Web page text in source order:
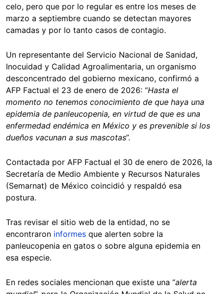
celo, pero que por lo regular es entre los meses de
marzo a septiembre cuando se detectan mayores
camadas y por lo tanto casos de contagio.
Un representante del Servicio Nacional de Sanidad,
Inocuidad y Calidad Agroalimentaria, un organismo
desconcentrado del gobierno mexicano, confirmó a
AFP Factual el 23 de enero de 2026: “Hasta el
momento no tenemos conocimiento de que haya una
epidemia de panleucopenia, en virtud de que es una
enfermedad endémica en México y es prevenible si los
dueños vacunan a sus mascotas”.
Contactada por AFP Factual el 30 de enero de 2026, la
Secretaría de Medio Ambiente y Recursos Naturales
(Semarnat) de México coincidió y respaldó esa
postura.
Tras revisar el sitio web de la entidad, no se
encontraron informes que alerten sobre la
panleucopenia en gatos o sobre alguna epidemia en
esa especie.
En redes sociales mencionan que existe una “alerta